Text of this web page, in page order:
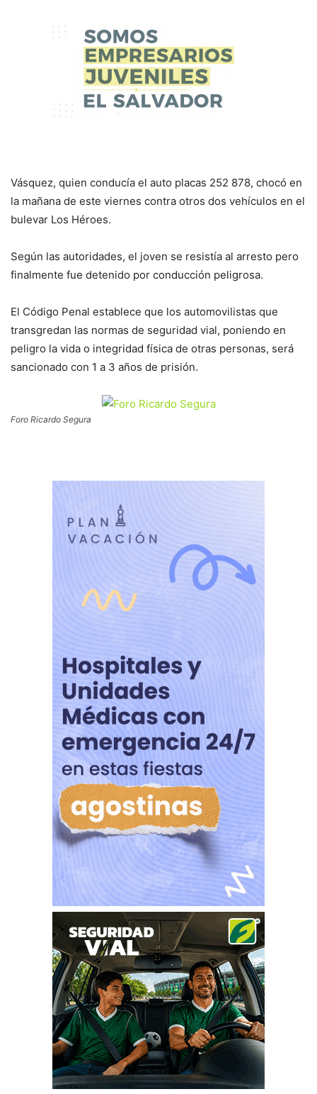
Vásquez, quien conducía el auto placas 252 878, chocó en
la mañana de este viernes contra otros dos vehículos en el
bulevar Los Héroes.
Según las autoridades, el joven se resistía al arresto pero
finalmente fue detenido por conducción peligrosa.
El Código Penal establece que los automovilistas que
transgredan las normas de seguridad vial, poniendo en
peligro la vida o integridad física de otras personas, será
sancionado con 1 a 3 años de prisión.
Foro Ricardo Segura